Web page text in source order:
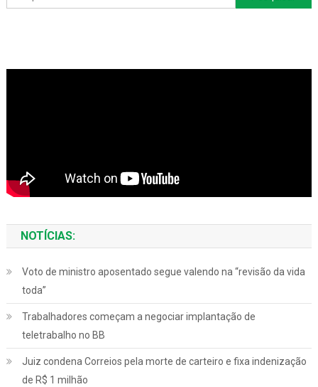
por:
NOTÍCIAS:
Voto de ministro aposentado segue valendo na “revisão da vida
toda”
Trabalhadores começam a negociar implantação de
teletrabalho no BB
Juiz condena Correios pela morte de carteiro e fixa indenização
de R$ 1 milhão